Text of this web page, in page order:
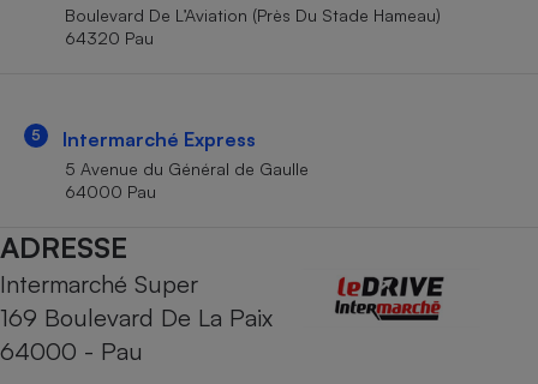
Boulevard De L’Aviation (Près Du Stade Hameau)
64320 Pau
5 Intermarché Express
5 Avenue du Général de Gaulle
64000 Pau
ADRESSE
Intermarché Super
169 Boulevard De La Paix
64000 - Pau
Cafetière à expressos
Antivirus